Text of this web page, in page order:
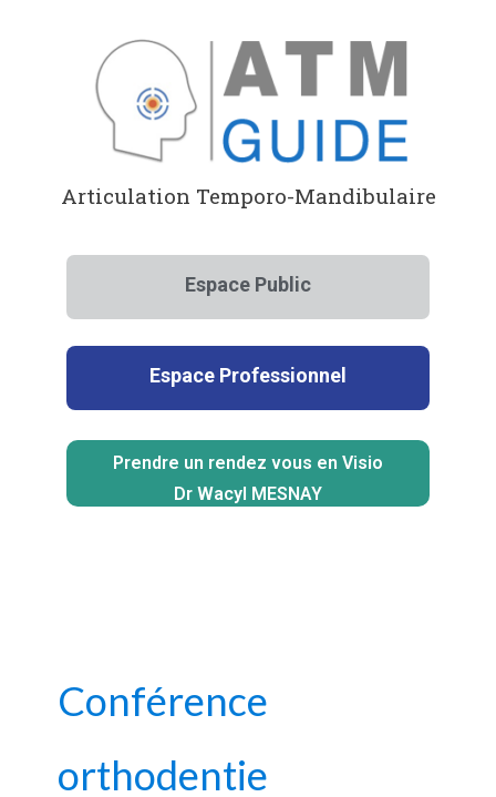
Articulation Temporo-Mandibulaire
Espace Public
Espace Professionnel
Prendre un rendez vous en Visio
Dr Wacyl MESNAY
Conférence
orthodentie